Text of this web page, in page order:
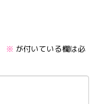
※ が付いている欄は必